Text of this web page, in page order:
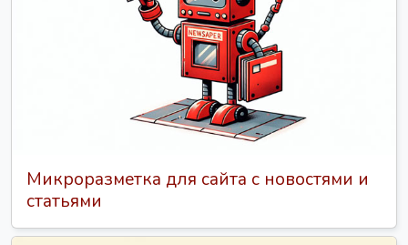
Микроразметка для сайта с новостями и
статьями